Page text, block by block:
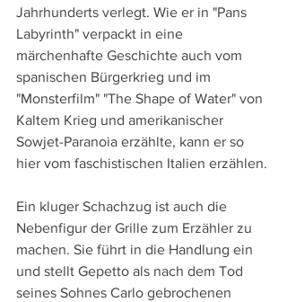
Jahrhunderts verlegt. Wie er in "Pans
Labyrinth" verpackt in eine
märchenhafte Geschichte auch vom
spanischen Bürgerkrieg und im
"Monsterfilm" "The Shape of Water" von
Kaltem Krieg und amerikanischer
Sowjet-Paranoia erzählte, kann er so
hier vom faschistischen Italien erzählen.
Ein kluger Schachzug ist auch die
Nebenfigur der Grille zum Erzähler zu
machen. Sie führt in die Handlung ein
und stellt Gepetto als nach dem Tod
seines Sohnes Carlo gebrochenen